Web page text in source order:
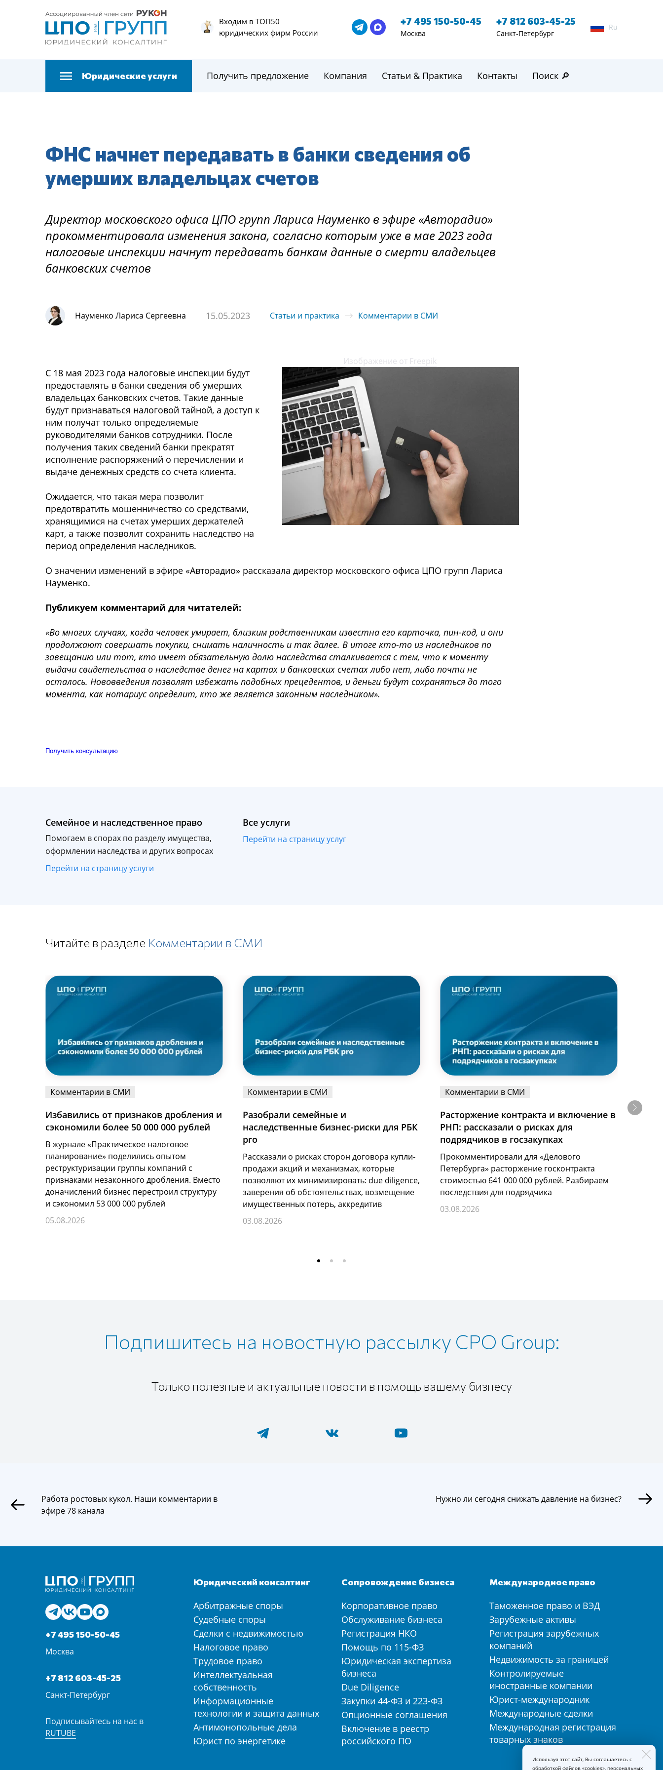
Входим в ТОП50
юридических фирм России
+7 495 150-50-45
Москва
+7 812 603-45-25
Санкт-Петербург
Ru
Юридические услуги Получить предложение Компания Статьи & Практика Контакты Поиск 🔎
ФНС начнет передавать в банки сведения об
умерших владельцах счетов
Директор московского офиса ЦПО групп Лариса Науменко в эфире «Авторадио»
прокомментировала изменения закона, согласно которым уже в мае 2023 года
налоговые инспекции начнут передавать банкам данные о смерти владельцев
банковских счетов
Науменко Лариса Сергеевна 15.05.2023 Статьи и практика Комментарии в СМИ
Изображение от Freepik
С 18 мая 2023 года налоговые инспекции будут
предоставлять в банки сведения об умерших
владельцах банковских счетов. Такие данные
будут признаваться налоговой тайной, а доступ к
ним получат только определяемые
руководителями банков сотрудники. После
получения таких сведений банки прекратят
исполнение распоряжений о перечислении и
выдаче денежных средств со счета клиента.
Ожидается, что такая мера позволит
предотвратить мошенничество со средствами,
хранящимися на счетах умерших держателей
карт, а также позволит сохранить наследство на
период определения наследников.
О значении изменений в эфире «Авторадио» рассказала директор московского офиса ЦПО групп Лариса
Науменко.
Публикуем комментарий для читателей:
«Во многих случаях, когда человек умирает, близким родственникам известна его карточка, пин-код, и они
продолжают совершать покупки, снимать наличность и так далее. В итоге кто-то из наследников по
завещанию или тот, кто имеет обязательную долю наследства сталкивается с тем, что к моменту
выдачи свидетельства о наследстве денег на картах и банковских счетах либо нет, либо почти не
осталось. Нововведения позволят избежать подобных прецедентов, и деньги будут сохраняться до того
момента, как нотариус определит, кто же является законным наследником».
Получить консультацию
Семейное и наследственное право
Помогаем в спорах по разделу имущества,
оформлении наследства и других вопросах
Перейти на страницу услуги
Все услуги
Перейти на страницу услуг
Читайте в разделе Комментарии в СМИ
Комментарии в СМИ
Избавились от признаков дробления и
сэкономили более 50 000 000 рублей
В журнале «Практическое налоговое
планирование» поделились опытом
реструктуризации группы компаний с
признаками незаконного дробления. Вместо
доначислений бизнес перестроил структуру
и сэкономил 53 000 000 рублей
05.08.2026
Комментарии в СМИ
Разобрали семейные и
наследственные бизнес-риски для РБК
pro
Рассказали о рисках сторон договора купли-
продажи акций и механизмах, которые
позволяют их минимизировать: due diligence,
заверения об обстоятельствах, возмещение
имущественных потерь, аккредитив
03.08.2026
Комментарии в СМИ
Расторжение контракта и включение в
РНП: рассказали о рисках для
подрядчиков в госзакупках
Прокомментировали для «Делового
Петербурга» расторжение госконтракта
стоимостью 641 000 000 рублей. Разбираем
последствия для подрядчика
03.08.2026
Подпишитесь на новостную рассылку CPO Group:
Только полезные и актуальные новости в помощь вашему бизнесу
Работа ростовых кукол. Наши комментарии в
эфире 78 канала
Нужно ли сегодня снижать давление на бизнес?
+7 495 150-50-45
Москва
+7 812 603-45-25
Санкт-Петербург
Подписывайтесь на нас в
RUTUBE
Юридический консалтинг
Арбитражные споры
Судебные споры
Сделки с недвижимостью
Налоговое право
Трудовое право
Интеллектуальная
собственность
Информационные
технологии и защита данных
Антимонопольные дела
Юрист по энергетике
Сопровождение бизнеса
Корпоративное право
Обслуживание бизнеса
Регистрация НКО
Помощь по 115-ФЗ
Юридическая экспертиза
бизнеса
Due Diligence
Закупки 44-ФЗ и 223-ФЗ
Опционные соглашения
Включение в реестр
российского ПО
Международное право
Таможенное право и ВЭД
Зарубежные активы
Регистрация зарубежных
компаний
Недвижимость за границей
Контролируемые
иностранные компании
Юрист-международник
Международные сделки
Международная регистрация
товарных знаков
Используя этот сайт, Вы соглашаетесь с
обработкой файлов «cookies», персональных